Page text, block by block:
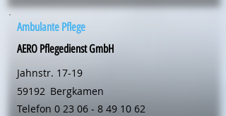
Ambulante Pflege
AERO Pflegedienst GmbH
Jahnstr. 17-19
59192 Bergkamen
Telefon 0 23 06 - 8 49 10 62